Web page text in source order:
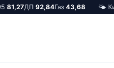
ДП92,84Газ43,68 🌤️ Київ